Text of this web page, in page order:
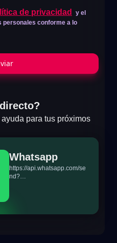
de privacidad
y el
personales conforme a lo
para tus próximos
Whatsapp
https://api.whatsapp.com/se
nd?